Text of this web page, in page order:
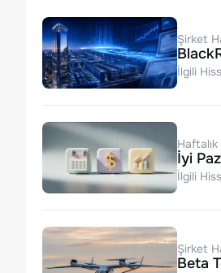
Şirket
İlgili
İyi
İlgili
Şirket
Beta